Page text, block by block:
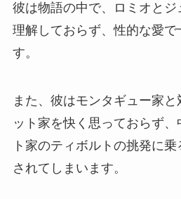
彼は物語の中で、ロミオとジ
理解しておらず、性的な愛で
す。
また、彼はモンタギュー家
ット家を快く思っておらず
ト家のティボルトの挑発に
されてしまいます。